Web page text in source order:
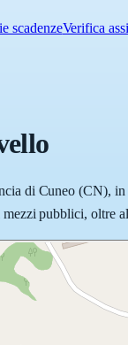
scadenzeVerifica
di Cuneo (CN), in
pubblici, oltre